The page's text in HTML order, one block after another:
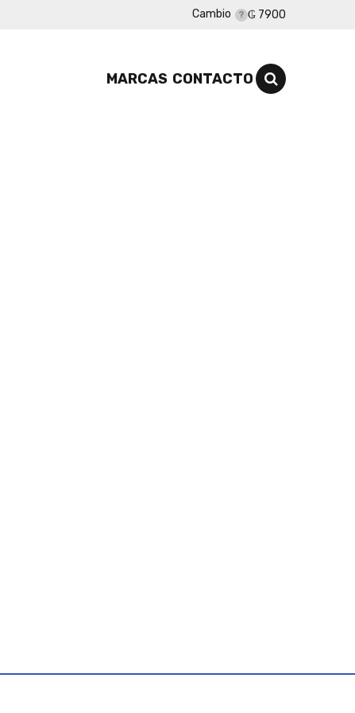
Cambio ₲ 7900
MARCAS CONTACTO